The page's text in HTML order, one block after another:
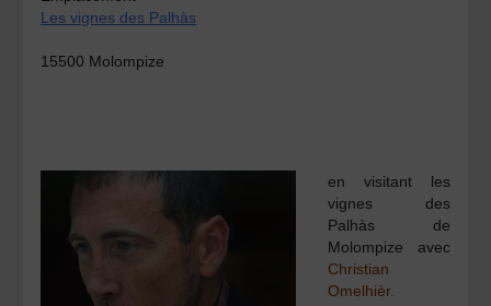
Les vignes des Palhàs
15500 Molompize
en visitant les
vignes des
Palhàs de
Molompize avec
Christian
Omelhièr.